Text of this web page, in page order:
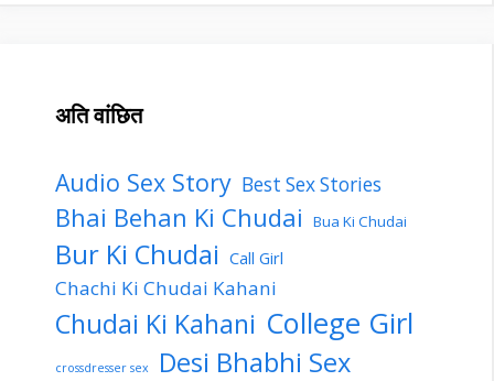
अति वांछित
Audio Sex Story Best Sex Stories
Bhai Behan Ki Chudai Bua Ki Chudai
Bur Ki Chudai Call Girl
Chachi Ki Chudai Kahani
Chudai Ki Kahani College Girl
crossdresser sex Desi Bhabhi Sex